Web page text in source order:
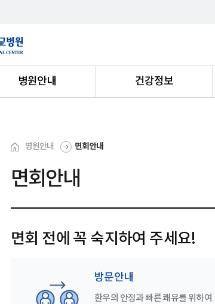
병원안내 건강정보
면회안내
병원안내 면회안내
면회 전에 꼭 숙지하여 주세요!
방문안내
환우의 안정과 빠른 쾌유를 위하여